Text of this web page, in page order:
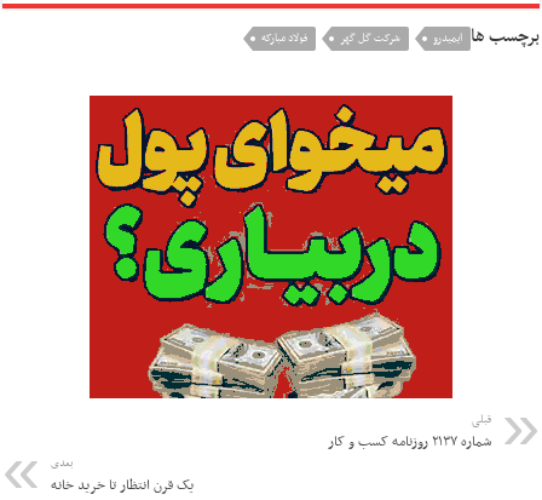
برچسب ها ایمیدرو شرکت گل گهر فولاد مبارکه
قبلی
شماره ۲۱۳۷ روزنامه کسب و کار
بعدی
یک قرن انتظار تا خرید خانه